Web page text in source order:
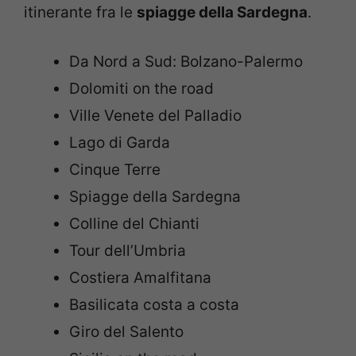
itinerante fra le spiagge della Sardegna.
Da Nord a Sud: Bolzano-Palermo
Dolomiti on the road
Ville Venete del Palladio
Lago di Garda
Cinque Terre
Spiagge della Sardegna
Colline del Chianti
Tour dell’Umbria
Costiera Amalfitana
Basilicata costa a costa
Giro del Salento